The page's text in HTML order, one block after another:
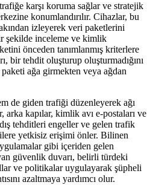
karşı koruma sağlar ve stratejik
konumlandırılır. Cihazlar, bu
izleyerek veri paketlerini
şekilde inceleme ve kimlik
önceden tanımlanmış kriterlere
bir tehdit oluşturup oluşturmadığını
ağa girmekten veya ağdan
de giden trafiği düzenleyerek ağı
kapılar, kimlik avı e-postaları ve
tehditleri engeller ve gelen trafik
yetkisiz erişimi önler. Bilinen
gibi içeriden gelen
güvenlik duvarı, belirli türdeki
ve politikalar uygulayarak şüpheli
azaltmaya yardımcı olur.